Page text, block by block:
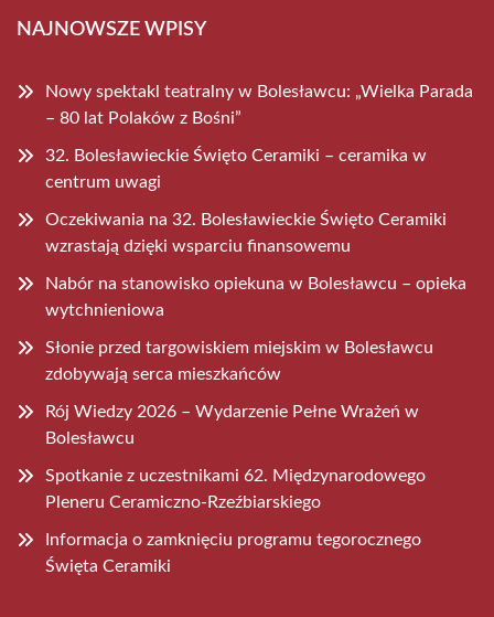
NAJNOWSZE WPISY
Nowy spektakl teatralny w Bolesławcu: „Wielka Parada
– 80 lat Polaków z Bośni”
32. Bolesławieckie Święto Ceramiki – ceramika w
centrum uwagi
Oczekiwania na 32. Bolesławieckie Święto Ceramiki
wzrastają dzięki wsparciu finansowemu
Nabór na stanowisko opiekuna w Bolesławcu – opieka
wytchnieniowa
Słonie przed targowiskiem miejskim w Bolesławcu
zdobywają serca mieszkańców
Rój Wiedzy 2026 – Wydarzenie Pełne Wrażeń w
Bolesławcu
Spotkanie z uczestnikami 62. Międzynarodowego
Pleneru Ceramiczno-Rzeźbiarskiego
Informacja o zamknięciu programu tegorocznego
Święta Ceramiki